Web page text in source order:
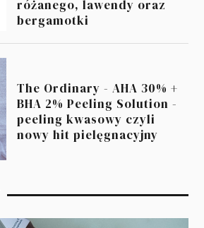
różanego, lawendy oraz
bergamotki
The Ordinary - AHA 30% +
BHA 2% Peeling Solution -
peeling kwasowy czyli
nowy hit pielęgnacyjny